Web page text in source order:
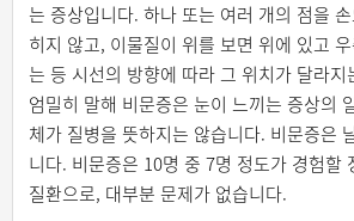
는 증상입니다. 하나 또는 여러 개의 점을
히지 않고, 이물질이 위를 보면 위에 있고
는 등 시선의 방향에 따라 그 위치가 달라지
엄밀히 말해 비문증은 눈이 느끼는 증상의
체가 질병을 뜻하지는 않습니다. 비문증은
니다. 비문증은 10명 중 7명 정도가 경험할
질환으로, 대부분 문제가 없습니다.